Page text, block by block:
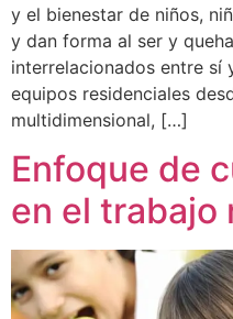
y el bienestar de niños,
y dan forma al ser y
interrelacionados entre sí
equipos residenciales
multidimensional, […]
Enfoque de
en el trabajo